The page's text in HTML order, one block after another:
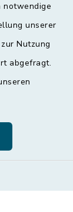
notwendige
unserer
Nutzung
abgefragt.